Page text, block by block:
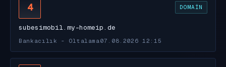
4 DOMAIN
subesimobil.my-homeip.de
Bankacılık - Oltalama 07.08.2026 12:15